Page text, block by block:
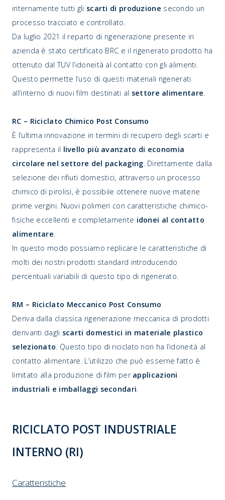
internamente tutti gli scarti di produzione secondo un
processo tracciato e controllato.
Da luglio 2021 il reparto di rigenerazione presente in
azienda è stato certificato BRC e il rigenerato prodotto ha
ottenuto dal TUV l’idoneità al contatto con gli alimenti.
Questo permette l’uso di questi materiali rigenerati
all’interno di nuovi film destinati al settore alimentare.
RC – Riciclato Chimico Post Consumo
È l’ultima innovazione in termini di recupero degli scarti e
rappresenta il livello più avanzato di economia
circolare nel settore del packaging. Direttamente dalla
selezione dei rifiuti domestici, attraverso un processo
chimico di pirolisi, è possibile ottenere nuove materie
prime vergini. Nuovi polimeri con caratteristiche chimico-
fisiche eccellenti e completamente idonei al contatto
alimentare.
In questo modo possiamo replicare le caratteristiche di
molti dei nostri prodotti standard introducendo
percentuali variabili di questo tipo di rigenerato.
RM – Riciclato Meccanico Post Consumo
Deriva dalla classica rigenerazione meccanica di prodotti
derivanti dagli scarti domestici in materiale plastico
selezionato. Questo tipo di riciclato non ha l’idoneità al
contatto alimentare. L’utilizzo che può esserne fatto è
limitato alla produzione di film per applicazioni
industriali e imballaggi secondari.
RICICLATO POST INDUSTRIALE
INTERNO (RI)
Caratteristiche